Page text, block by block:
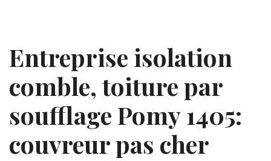
Entreprise isolation
comble, toiture par
soufflage Pomy 1405:
couvreur pas cher